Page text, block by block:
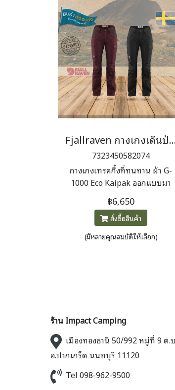
Fjallraven กางเกงเดินป่า ผู้
7323450582074
กางเกงเทรคกิ้งที่ทนทาน ผ้า G-
1000 Eco Kaipak ออกแบบมา
เพื่อใช้งานบนเส้นทางเช่นเดียว
กับการใช้งานในชีวิตประจำวัน กัน
ลม กันน้ำ รุ่นนี้มี Curved Fit
พร้อมเอวที่เน้นความโดดเด่น
฿6,650
สั่งซื้อสินค้า
(มีหลายคุณสมบัติให้เลือก)
ร้าน Impact Camping
เมืองทองธานี 50/992 หมู่ที่ 9 ต.
อ.ปากเกร็ด นนทบุรี 11120
Tel 098-962-9500